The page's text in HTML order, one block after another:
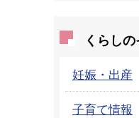
くらし
妊娠・出産
子育て情報